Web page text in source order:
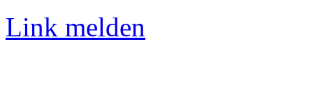
Link melden